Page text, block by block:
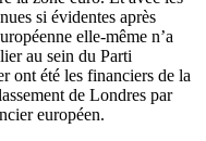
si évidentes après
elle-même n’a
au sein du Parti
ont été les financiers de la
de Londres par
européen.